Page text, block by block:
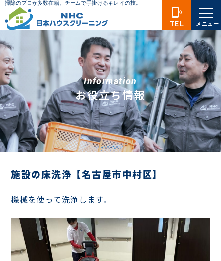
Information
お役立ち情報
施設の床洗浄【名古屋市中村区】
機械を使って洗浄します。
phonelink_ring
TEL メニュー